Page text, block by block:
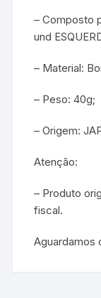
– Composto
und
– Material:
– Peso: 40g;
– Origem:
Atenção:
– Produto
fiscal.
Aguardamos